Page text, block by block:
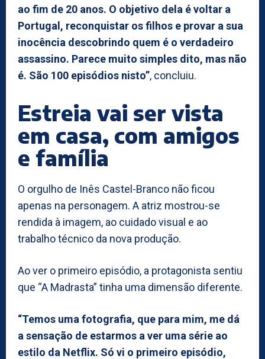
ao fim de 20 anos. O objetivo dela é voltar a
Portugal, reconquistar os filhos e provar a sua
inocência descobrindo quem é o verdadeiro
assassino. Parece muito simples dito, mas não
é. São 100 episódios nisto”, concluiu.
Estreia vai ser vista
em casa, com amigos
e família
O orgulho de Inês Castel-Branco não ficou
apenas na personagem. A atriz mostrou-se
rendida à imagem, ao cuidado visual e ao
trabalho técnico da nova produção.
Ao ver o primeiro episódio, a protagonista sentiu
que “A Madrasta” tinha uma dimensão diferente.
“Temos uma fotografia, que para mim, me dá
a sensação de estarmos a ver uma série ao
estilo da Netflix. Só vi o primeiro episódio,